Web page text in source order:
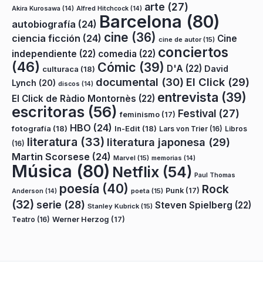
Akira Kurosawa (14) Alfred Hitchcock (14) arte (27)
autobiografía (24) Barcelona (80)
ciencia ficción (24) cine (36) cine de autor(15) Cine
independiente (22) comedia (22) conciertos
(46) culturaca (18) Cómic (39) D'A (22) David
Lynch (20) discos (14) documental (30) El Click (29)
El Click de Ràdio Montornès (22) entrevista (39)
escritoras (56) feminismo (17) Festival (27)
fotografía (18) HBO (24) In-Edit (18) Lars von Trier (16) Libros
(16) literatura (33) literatura japonesa (29)
Martin Scorsese (24) Marvel (15) memorias (14)
Música (80) Netflix (54) Paul Thomas
Anderson (14) poesía (40) poeta (15) Punk (17) Rock
(32) serie (28) Stanley Kubrick (15) Steven Spielberg (22)
Teatro (16) Werner Herzog (17)